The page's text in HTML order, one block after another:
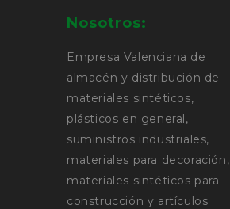
Nosotros:
Empresa Valenciana de
almacén y distribución de
materiales sintéticos,
plásticos en general,
suministros industriales,
materiales para decoración,
materiales sintéticos para
construcción y artículos